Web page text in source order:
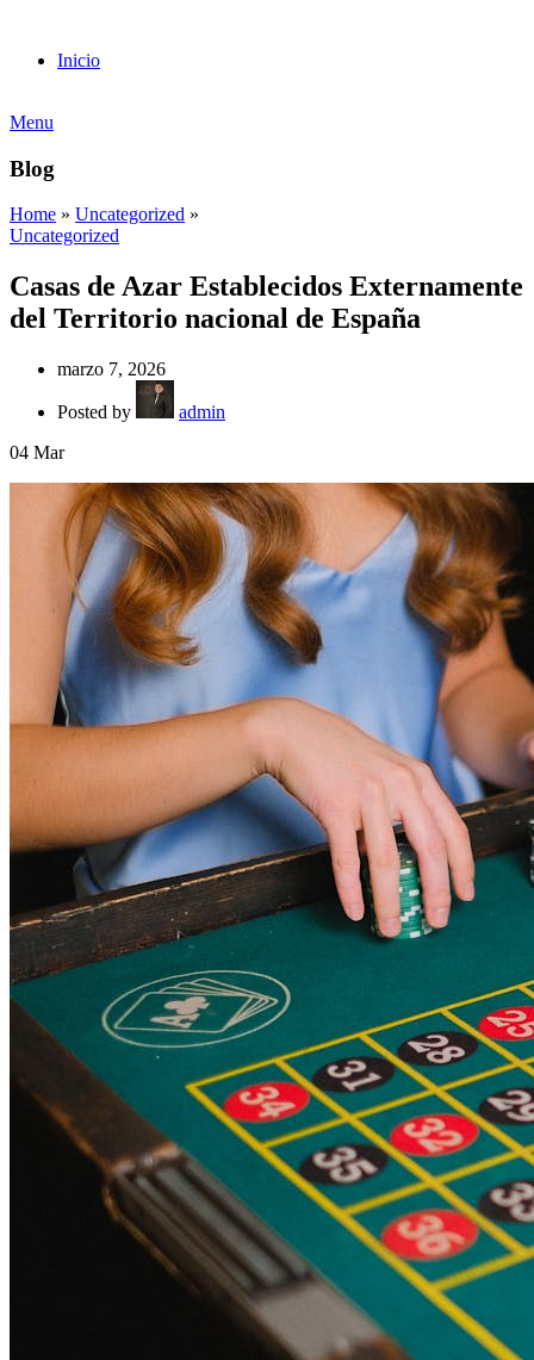
Inicio
Menu
Blog
Home » Uncategorized »
Uncategorized
Casas de Azar Establecidos Externamente
del Territorio nacional de España
marzo 7, 2026
Posted by
admin
04 Mar